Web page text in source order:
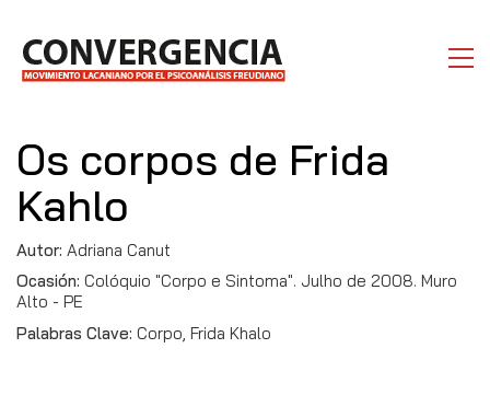
Os corpos de Frida
Kahlo
Autor: Adriana Canut
Ocasión: Colóquio "Corpo e Sintoma". Julho de 2008. Muro
Alto - PE
Palabras Clave: Corpo, Frida Khalo